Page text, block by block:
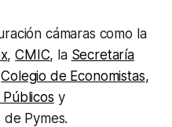
cámaras como la
,CMIC, la Secretaría
Colegio de Economistas,
y
Pymes.